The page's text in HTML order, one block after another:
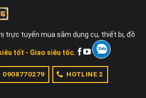
trực tuyến mua sắm dụng cụ, thiết bị, đồ
tốt - Giao siêu tốc.
0908770279 HOTLINE 2